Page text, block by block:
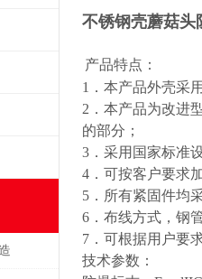
不锈钢壳蘑菇头
产品特点：
1．本产品外壳采
2．本产品为改进
的部分；
3．采用国家标准
4．可按客户要求
5．所有紧固件均
6．布线方式，钢
7．可根据用户要
技术参数：